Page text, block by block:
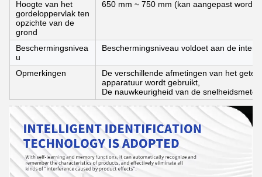
Hoogte van het
gordeloppervlak ten
opzichte van de
grond
650 mm ~ 750 mm (kan aangepast
Beschermingsnivea
u
Beschermingsniveau voldoet aan de
Opmerkingen
De verschillende afmetingen van het
apparatuur wordt gebruikt,
De nauwkeurigheid van de